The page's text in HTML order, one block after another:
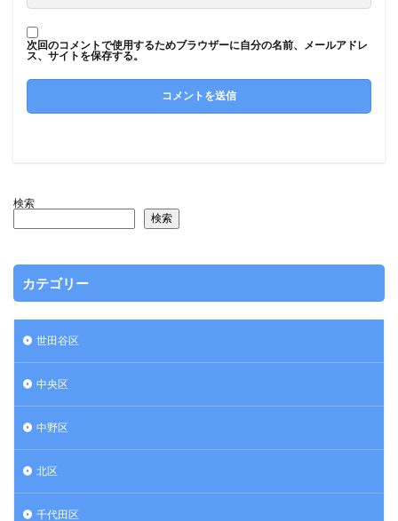
次回のコメントで使用するためブラウザーに自分の名前、メールアドレ
ス、サイトを保存する。
検索
検索
カテゴリー
世田谷区
中央区
中野区
北区
千代田区